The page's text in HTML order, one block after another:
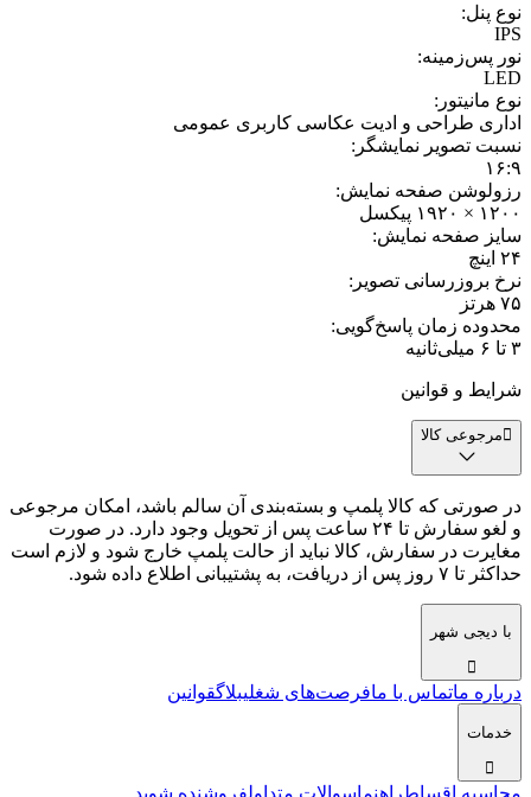
نوع پنل:
IPS
نور پس‌زمینه:
LED
نوع مانیتور :
اداری طراحی و ادیت عکاسی کاربری عمومی
نسبت تصویر نمایشگر :
۱۶:۹
رزولوشن صفحه نمایش:
۱۲۰۰ × ۱۹۲۰ پیکسل
سایز صفحه نمایش:
۲۴ اینچ
نرخ بروزرسانی تصویر :
۷۵ هرتز
محدوده زمان پاسخ‌گویی:
۳ تا ۶ میلی‌ثانیه
شرایط و قوانین
مرجوعی کالا
در صورتی که کالا پلمپ و بسته‌بندی آن سالم باشد، امکان مرجوعی
و لغو سفارش تا ۲۴ ساعت پس از تحویل وجود دارد. در صورت
مغایرت در سفارش، کالا نباید از حالت پلمپ خارج شود و لازم است
حداکثر تا ۷ روز پس از دریافت، به پشتیبانی اطلاع داده شود.
با دیجی شهر
درباره ماتماس با مافرصت‌های شغلیبلاگقوانین
خدمات
محاسبه اقساطراهنماسوالات متداولفروشنده شوید